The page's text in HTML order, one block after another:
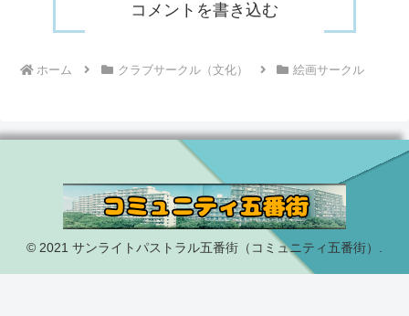
コメントを書き込む
ホーム クラブサークル（文化） 絵画サークル
© 2021 サンライトパストラル五番街（コミュニティ五番街）.